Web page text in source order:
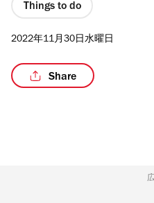
Things to do
2022年11月30日水曜日
Share